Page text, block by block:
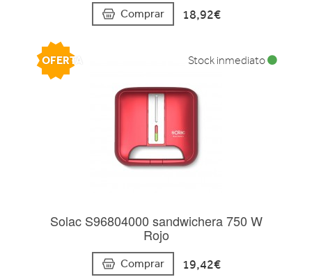
Comprar 18,92€
Solac S96804000 sandwichera 750 W
Rojo
Comprar 19,42€
Stock inmediato
OFERTA